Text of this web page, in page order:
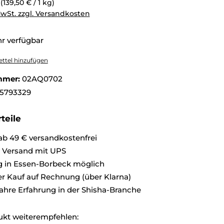
(139,50 € / 1 kg)
zzgl. Versandkosten
verfügbar
hinzufügen
02AQ0702
49 € versandkostenfrei
mit UPS
in Essen-Borbeck möglich
Kauf auf Rechnung (über Klarna)
Erfahrung in der Shisha-Branche
weiterempfehlen: